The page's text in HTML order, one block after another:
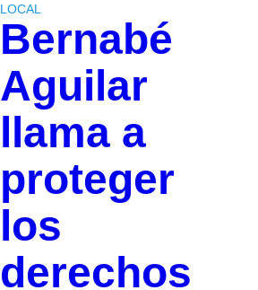
LOCAL
Bernabé
Aguilar
llama a
proteger
los
derechos